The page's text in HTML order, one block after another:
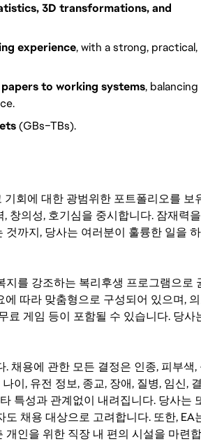
3D transformations, and
experience, with a strong, practical,
to working systems, balancing
(GBs–TBs).
회에 대한 광범위한 포트폴리오를 보
창의성, 호기심을 중시합니다. 잠재력
까지, 당사는 여러분이 훌륭한 일을
지를 강조하는 복리후생 프로그램으로
따라 맞춤형으로 구성되어 있으며,
료 게임 등이 포함될 수 있습니다. 당사
채용에 관한 모든 결정은 인종, 피부색,
이, 유전 정보, 종교, 장애, 질병, 임신,
특성과 관계없이 내려집니다. 당사는
채용 대상으로 고려합니다. 또한, EA
인을 위한 직장 내 편의 시설을 마련